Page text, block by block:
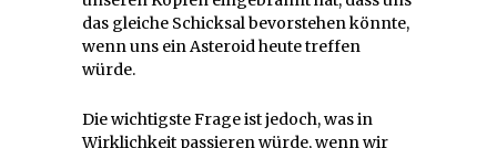
das gleiche Schicksal bevorstehen könnte,
wenn uns ein Asteroid heute treffen
würde.
Die wichtigste Frage ist jedoch, was in
Wirklichkeit passieren würde, wenn wir